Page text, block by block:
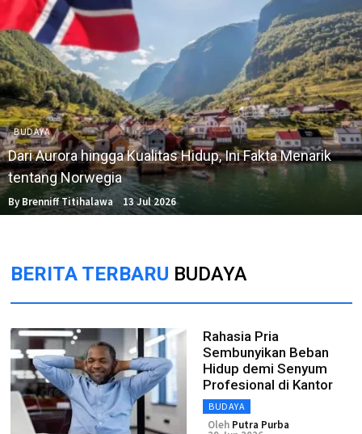
BUDAYA
Dari Aurora hingga Kualitas Hidup, Ini Fakta Menarik
tentang Norwegia
By Brenniff Titihalawa 13 Jul 2026
BERITA TERBARU BUDAYA
Rahasia Pria
Sembunyikan Beban
Hidup demi Senyum
Profesional di Kantor
BUDAYA
Oleh Putra Purba